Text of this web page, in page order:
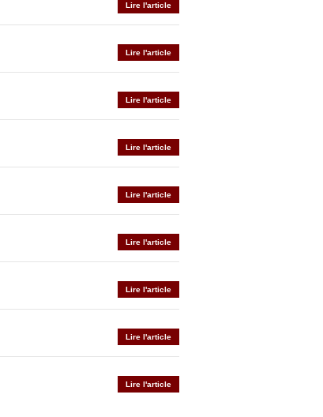
Lire l'article
Lire l'article
Lire l'article
Lire l'article
Lire l'article
Lire l'article
Lire l'article
Lire l'article
Lire l'article